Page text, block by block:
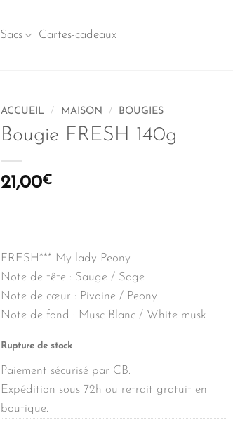
Sacs Cartes-cadeaux
ACCUEIL / MAISON / BOUGIES
Bougie FRESH 140g
21,00€
FRESH*** My lady Peony
Note de tête : Sauge / Sage
Note de cœur : Pivoine / Peony
Note de fond : Musc Blanc / White musk
Rupture de stock
Paiement sécurisé par CB.
Expédition sous 72h ou retrait gratuit en
boutique.